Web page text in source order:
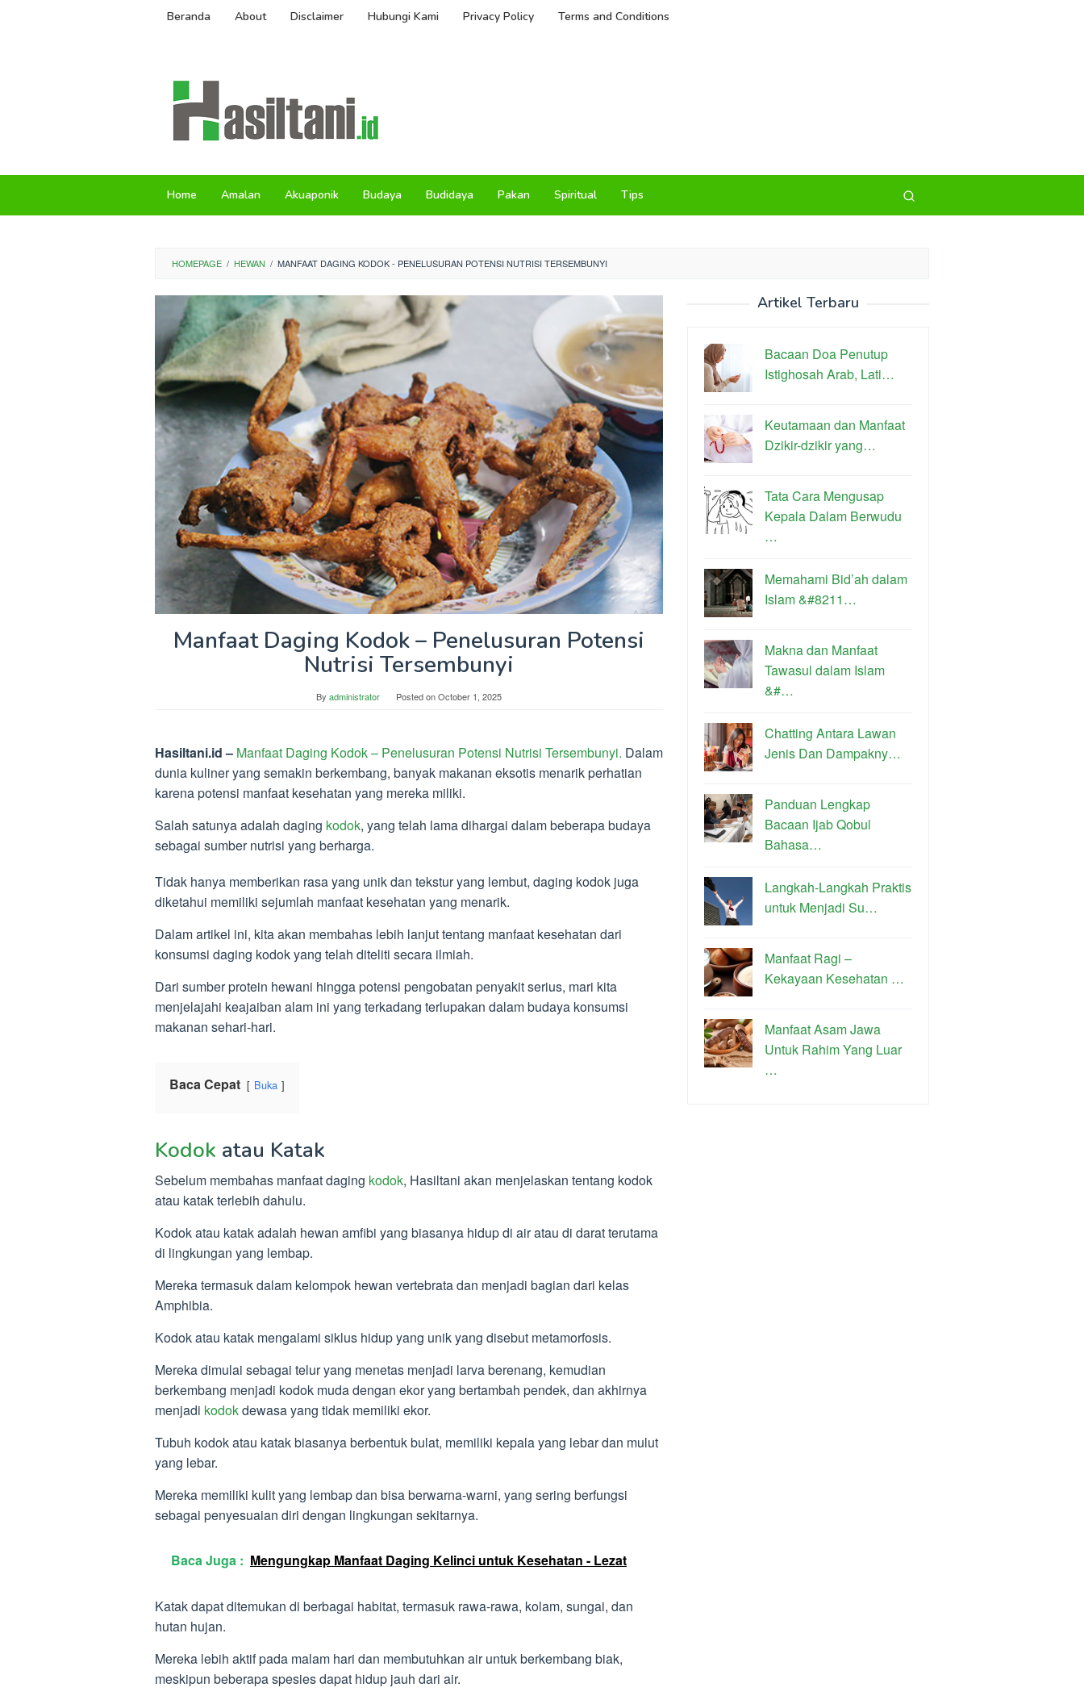
Beranda About Disclaimer Hubungi Kami Privacy Policy Terms and Conditions
Home Amalan Akuaponik Budaya Budidaya Pakan Spiritual Tips
HOMEPAGE / HEWAN / MANFAAT DAGING KODOK - PENELUSURAN POTENSI NUTRISI TERSEMBUNYI
Manfaat Daging Kodok – Penelusuran Potensi
Nutrisi Tersembunyi
By administrator Posted onOctober 1, 2025
Hasiltani.id – Manfaat Daging Kodok – Penelusuran Potensi Nutrisi Tersembunyi. Dalam
dunia kuliner yang semakin berkembang, banyak makanan eksotis menarik perhatian
karena potensi manfaat kesehatan yang mereka miliki.
Salah satunya adalah daging kodok, yang telah lama dihargai dalam beberapa budaya
sebagai sumber nutrisi yang berharga.
Tidak hanya memberikan rasa yang unik dan tekstur yang lembut, daging kodok juga
diketahui memiliki sejumlah manfaat kesehatan yang menarik.
Dalam artikel ini, kita akan membahas lebih lanjut tentang manfaat kesehatan dari
konsumsi daging kodok yang telah diteliti secara ilmiah.
Dari sumber protein hewani hingga potensi pengobatan penyakit serius, mari kita
menjelajahi keajaiban alam ini yang terkadang terlupakan dalam budaya konsumsi
makanan sehari-hari.
Baca Cepat Buka
Kodok atau Katak
Sebelum membahas manfaat daging kodok, Hasiltani akan menjelaskan tentang kodok
atau katak terlebih dahulu.
Kodok atau katak adalah hewan amfibi yang biasanya hidup di air atau di darat terutama
di lingkungan yang lembap.
Mereka termasuk dalam kelompok hewan vertebrata dan menjadi bagian dari kelas
Amphibia.
Kodok atau katak mengalami siklus hidup yang unik yang disebut metamorfosis.
Mereka dimulai sebagai telur yang menetas menjadi larva berenang, kemudian
berkembang menjadi kodok muda dengan ekor yang bertambah pendek, dan akhirnya
menjadi kodokdewasa yang tidak memiliki ekor.
Tubuh kodok atau katak biasanya berbentuk bulat, memiliki kepala yang lebar dan mulut
yang lebar.
Mereka memiliki kulit yang lembap dan bisa berwarna-warni, yang sering berfungsi
sebagai penyesuaian diri dengan lingkungan sekitarnya.
Baca Juga : Mengungkap Manfaat Daging Kelinci untuk Kesehatan - Lezat
Katak dapat ditemukan di berbagai habitat, termasuk rawa-rawa, kolam, sungai, dan
hutan hujan.
Mereka lebih aktif pada malam hari dan membutuhkan air untuk berkembang biak,
meskipun beberapa spesies dapat hidup jauh dari air.
Artikel Terbaru
Bacaan Doa Penutup
Istighosah Arab, Lati…
Keutamaan dan Manfaat
Dzikir-dzikir yang…
Tata Cara Mengusap
Kepala Dalam Berwudu
…
Memahami Bid’ah dalam
Islam &#8211…
Makna dan Manfaat
Tawasul dalam Islam
&#…
Chatting Antara Lawan
Jenis Dan Dampakny…
Panduan Lengkap
Bacaan Ijab Qobul
Bahasa…
Langkah-Langkah Praktis
untuk Menjadi Su…
Manfaat Ragi –
Kekayaan Kesehatan …
Manfaat Asam Jawa
Untuk Rahim Yang Luar
…